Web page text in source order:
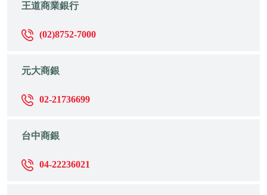
王道商業銀行
(02)8752-7000
元大商銀
02-21736699
台中商銀
04-22236021